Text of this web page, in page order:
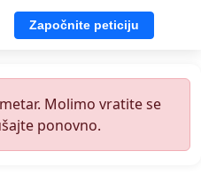
Započnite peticiju
Molimo vratite se
ponovno.